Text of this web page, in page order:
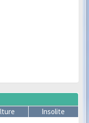
Insolite